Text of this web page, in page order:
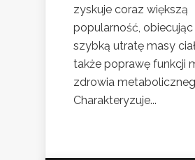
zyskuje coraz większą
popularność,
szybką utratę masy
także poprawę funkcji
zdrowia
Charakteryzuje...